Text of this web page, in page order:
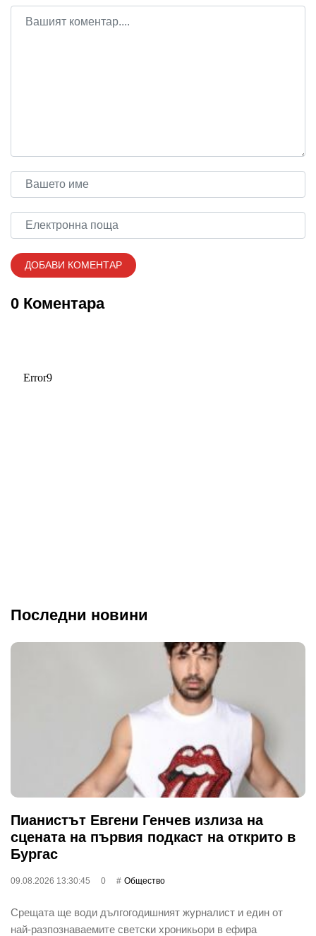
0 Коментара
Последни новини
Пианистът Евгени Генчев излиза на
сцената на първия подкаст на открито в
Бургас
09.08.2026 13:30:45 0 Общество
Срещата ще води дългогодишният журналист и един от
най-разпознаваемите светски хроникьори в ефира